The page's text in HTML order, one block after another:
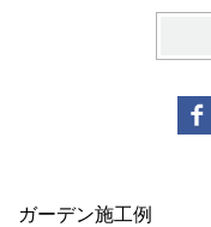
ガーデン施工例